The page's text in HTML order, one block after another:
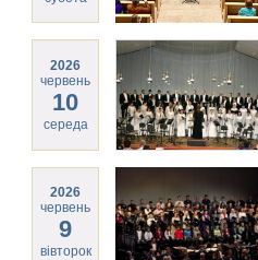
2026
червень
10
середа
2026
червень
9
вівторок